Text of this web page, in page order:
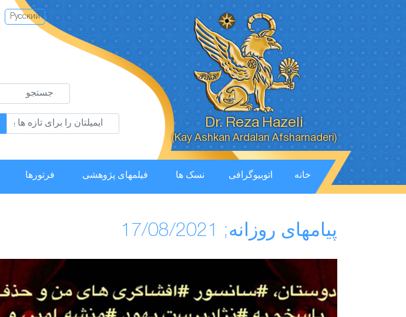
Dr. Reza Hazeli
(Kay Ashkan Ardalan Afsharnaderi)
Русский
خانه اتوبیوگرافی نسک ها فیلمهای پژوهشی فرتورها
پیامهای روزانه; 17/08/2021